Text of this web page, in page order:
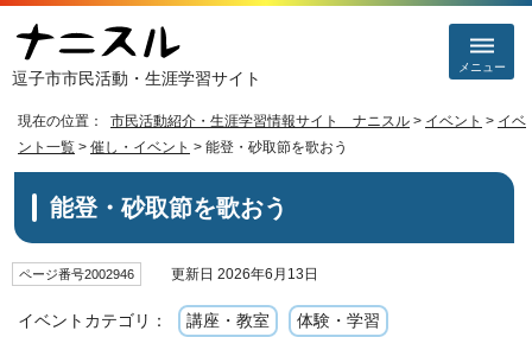
逗子市市民活動・生涯学習サイト
メニュー
現在の位置： 市民活動紹介・生涯学習情報サイト ナニスル > イベント > イベ
ント一覧 > 催し・イベント > 能登・砂取節を歌おう
能登・砂取節を歌おう
ページ番号2002946 更新日 2026年6月13日
イベントカテゴリ： 講座・教室 体験・学習